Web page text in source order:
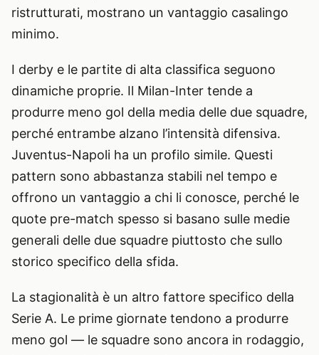
ristrutturati, mostrano un vantaggio casalingo
minimo.
I derby e le partite di alta classifica seguono
dinamiche proprie. Il Milan-Inter tende a
produrre meno gol della media delle due squadre,
perché entrambe alzano l’intensità difensiva.
Juventus-Napoli ha un profilo simile. Questi
pattern sono abbastanza stabili nel tempo e
offrono un vantaggio a chi li conosce, perché le
quote pre-match spesso si basano sulle medie
generali delle due squadre piuttosto che sullo
storico specifico della sfida.
La stagionalità è un altro fattore specifico della
Serie A. Le prime giornate tendono a produrre
meno gol — le squadre sono ancora in rodaggio,